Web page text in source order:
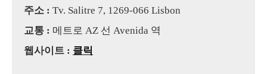
주소 : Tv. Salitre 7, 1269-066 Lisbon
교통 : 메트로 AZ 선 Avenida 역
웹사이트 : 클릭